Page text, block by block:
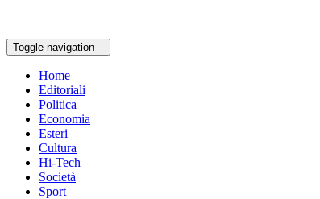
Toggle navigation
Home
Editoriali
Politica
Economia
Esteri
Cultura
Hi-Tech
Società
Sport